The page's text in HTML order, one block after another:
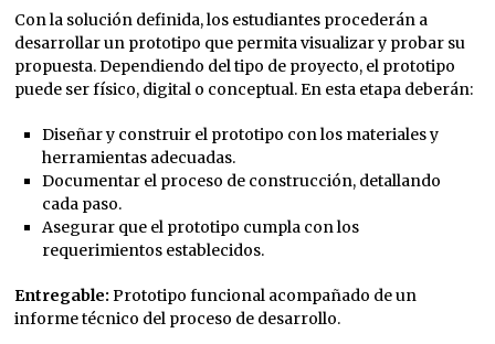
Con la solución definida, los estudiantes procederán a
desarrollar un prototipo que permita visualizar y probar su
propuesta. Dependiendo del tipo de proyecto, el prototipo
puede ser físico, digital o conceptual. En esta etapa deberán:
Diseñar y construir el prototipo con los materiales y
herramientas adecuadas.
Documentar el proceso de construcción, detallando
cada paso.
Asegurar que el prototipo cumpla con los
requerimientos establecidos.
Entregable: Prototipo funcional acompañado de un
informe técnico del proceso de desarrollo.